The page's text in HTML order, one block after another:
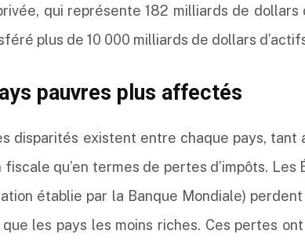
qui représente 182 milliards de dollars
plus de 10 000 milliards de dollars
pauvres plus affectés
disparités existent entre chaque pays, tant
fiscale qu’en termes de pertes d’impôts.
établie par la Banque Mondiale)
les pays les moins riches. Ces pertes